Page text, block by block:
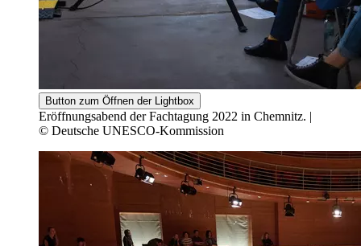
Button zum Öffnen der Lightbox
Eröffnungsabend der Fachtagung 2022 in Chemnitz. |
© Deutsche UNESCO-Kommission